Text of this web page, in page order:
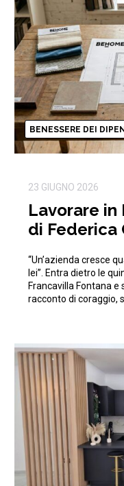
BENESSERE DEI
23 GIUGNO 2026
Lavorare in
di Federica
“Un’azienda cresce
lei”. Entra dietro le
Francavilla Fontana e
racconto di coraggio,